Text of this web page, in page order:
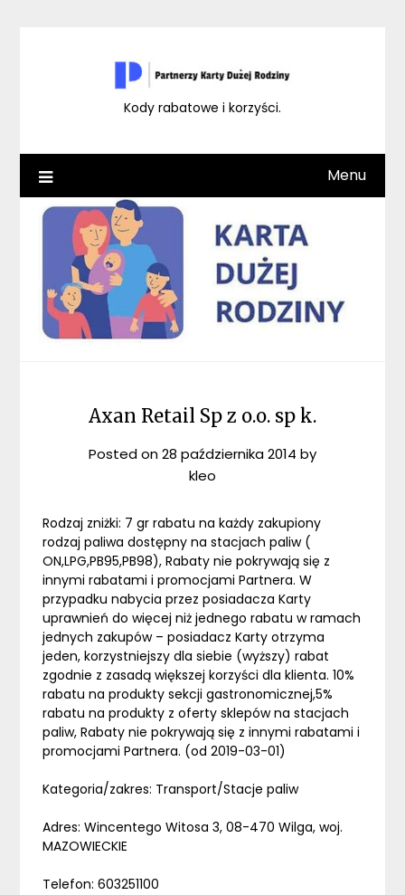
Kody rabatowe i korzyści.
Menu
Axan Retail Sp z o.o. sp k.
Posted on28 października 2014 by
kleo
Rodzaj zniżki: 7 gr rabatu na każdy zakupiony
rodzaj paliwa dostępny na stacjach paliw (
ON,LPG,PB95,PB98), Rabaty nie pokrywają się z
innymi rabatami i promocjami Partnera. W
przypadku nabycia przez posiadacza Karty
uprawnień do więcej niż jednego rabatu w ramach
jednych zakupów – posiadacz Karty otrzyma
jeden, korzystniejszy dla siebie (wyższy) rabat
zgodnie z zasadą większej korzyści dla klienta. 10%
rabatu na produkty sekcji gastronomicznej,5%
rabatu na produkty z oferty sklepów na stacjach
paliw, Rabaty nie pokrywają się z innymi rabatami i
promocjami Partnera. (od 2019-03-01)
Kategoria/zakres: Transport/Stacje paliw
Adres: Wincentego Witosa 3, 08-470 Wilga, woj.
MAZOWIECKIE
Telefon: 603251100